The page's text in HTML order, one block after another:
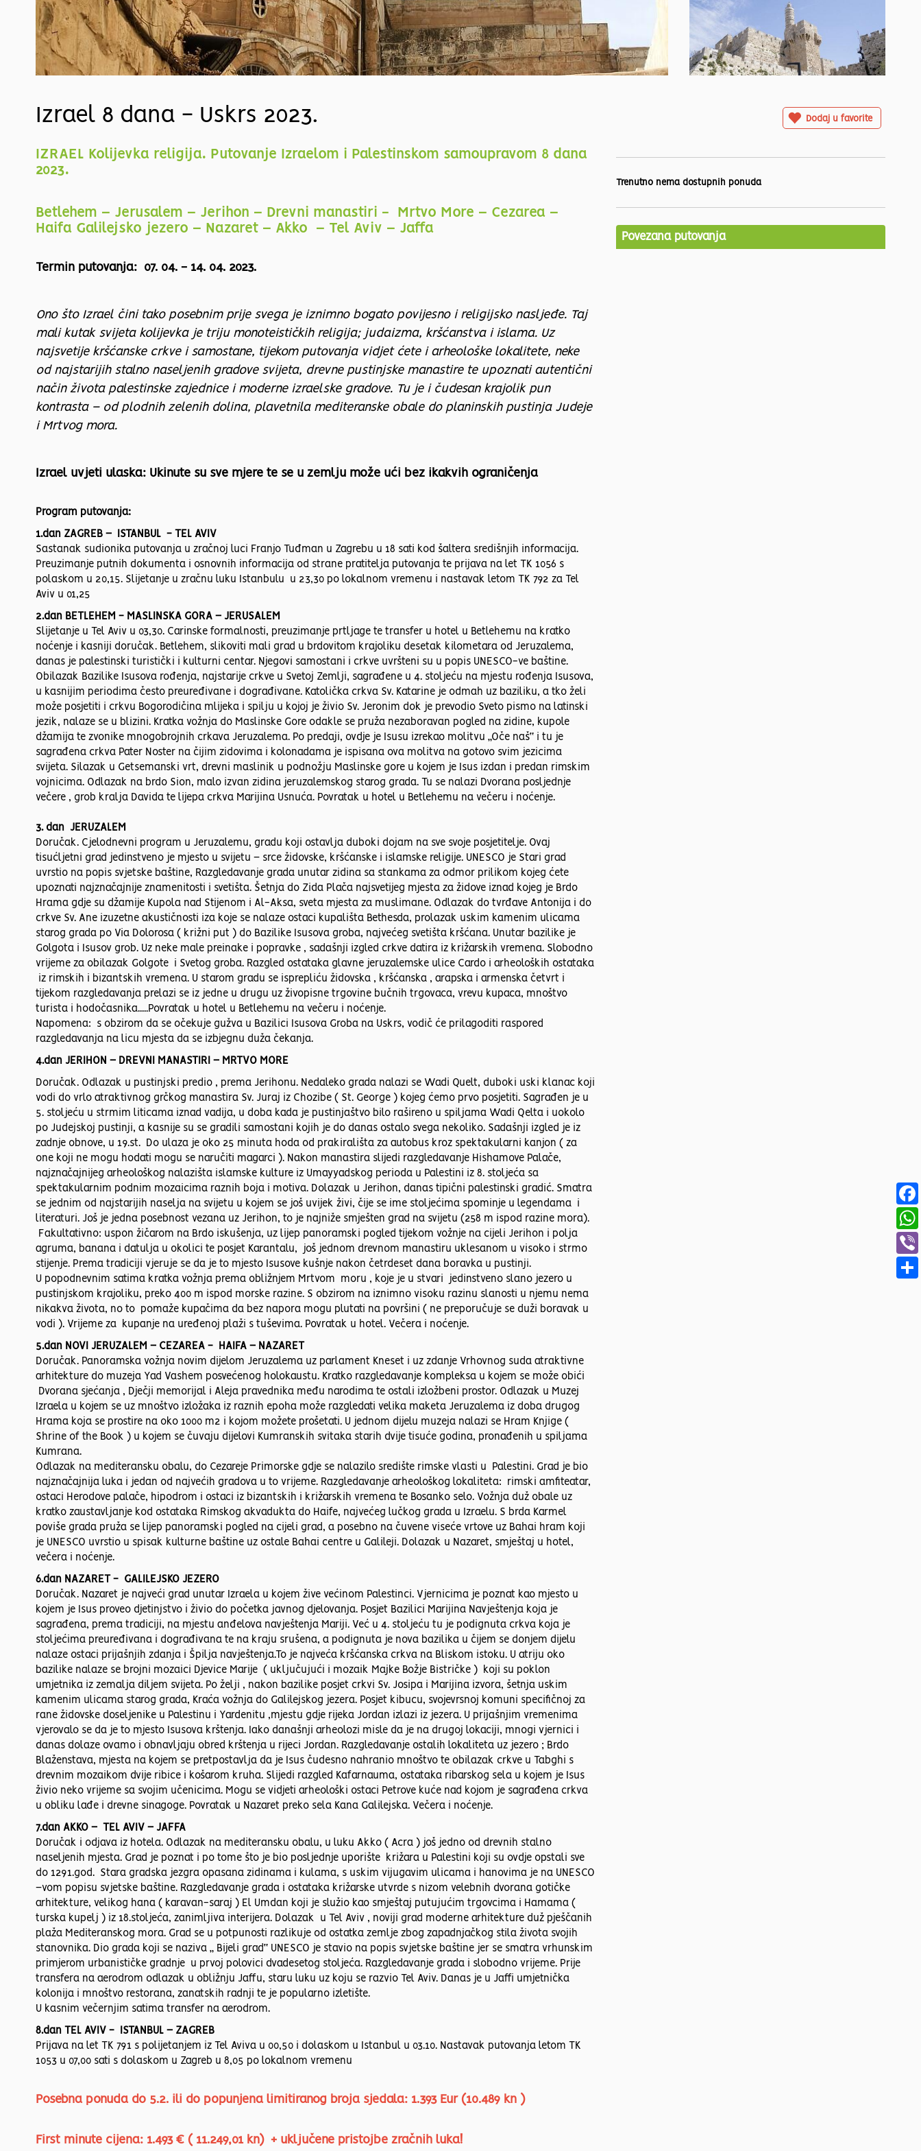
Izrael 8 dana - Uskrs 2023. Dodaj u favorite
IZRAEL Kolijevka religija. Putovanje Izraelom i Palestinskom samoupravom 8 dana
2023.
Betlehem – Jerusalem – Jerihon – Drevni manastiri - Mrtvo More – Cezarea –
Haifa Galilejsko jezero – Nazaret – Akko – Tel Aviv – Jaffa
Termin putovanja: 07. 04. - 14. 04. 2023.
Ono što Izrael čini tako posebnim prije svega je iznimno bogato povijesno i religijsko nasljeđe. Taj
mali kutak svijeta kolijevka je triju monoteističkih religija; judaizma, kršćanstva i islama. Uz
najsvetije kršćanske crkve i samostane, tijekom putovanja vidjet ćete i arheološke lokalitete, neke
od najstarijih stalno naseljenih gradove svijeta, drevne pustinjske manastire te upoznati autentični
način života palestinske zajednice i moderne izraelske gradove. Tu je i čudesan krajolik pun
kontrasta – od plodnih zelenih dolina, plavetnila mediteranske obale do planinskih pustinja Judeje
i Mrtvog mora.
Izrael uvjeti ulaska: Ukinute su sve mjere te se u zemlju može ući bez ikakvih ograničenja
Program putovanja:
1.dan ZAGREB – ISTANBUL - TEL AVIV
Sastanak sudionika putovanja u zračnoj luci Franjo Tuđman u Zagrebu u 18 sati kod šaltera središnjih informacija.
Preuzimanje putnih dokumenta i osnovnih informacija od strane pratitelja putovanja te prijava na let TK 1056 s
polaskom u 20,15. Slijetanje u zračnu luku Istanbulu u 23,30 po lokalnom vremenu i nastavak letom TK 792 za Tel
Aviv u 01,25
2.dan BETLEHEM - MASLINSKA GORA – JERUSALEM
Slijetanje u Tel Aviv u 03,30. Carinske formalnosti, preuzimanje prtljage te transfer u hotel u Betlehemu na kratko
noćenje i kasniji doručak. Betlehem, slikoviti mali grad u brdovitom krajoliku desetak kilometara od Jeruzalema,
danas je palestinski turistički i kulturni centar. Njegovi samostani i crkve uvršteni su u popis UNESCO-ve baštine.
Obilazak Bazilike Isusova rođenja, najstarije crkve u Svetoj Zemlji, sagrađene u 4. stoljeću na mjestu rođenja Isusova,
u kasnijim periodima često preuređivane i dograđivane. Katolička crkva Sv. Katarine je odmah uz baziliku, a tko želi
može posjetiti i crkvu Bogorodičina mlijeka i spilju u kojoj je živio Sv. Jeronim dok je prevodio Sveto pismo na latinski
jezik, nalaze se u blizini. Kratka vožnja do Maslinske Gore odakle se pruža nezaboravan pogled na zidine, kupole
džamija te zvonike mnogobrojnih crkava Jeruzalema. Po predaji, ovdje je Isusu izrekao molitvu „Oče naš“ i tu je
sagrađena crkva Pater Noster na čijim zidovima i kolonadama je ispisana ova molitva na gotovo svim jezicima
svijeta. Silazak u Getsemanski vrt, drevni maslinik u podnožju Maslinske gore u kojem je Isus izdan i predan rimskim
vojnicima. Odlazak na brdo Sion, malo izvan zidina jeruzalemskog starog grada. Tu se nalazi Dvorana posljednje
večere , grob kralja Davida te lijepa crkva Marijina Usnuća. Povratak u hotel u Betlehemu na večeru i noćenje.
3. dan JERUZALEM
Doručak. Cjelodnevni program u Jeruzalemu, gradu koji ostavlja duboki dojam na sve svoje posjetitelje. Ovaj
tisućljetni grad jedinstveno je mjesto u svijetu – srce židovske, kršćanske i islamske religije. UNESCO je Stari grad
uvrstio na popis svjetske baštine, Razgledavanje grada unutar zidina sa stankama za odmor prilikom kojeg ćete
upoznati najznačajnije znamenitosti i svetišta. Šetnja do Zida Plača najsvetijeg mjesta za židove iznad kojeg je Brdo
Hrama gdje su džamije Kupola nad Stijenom i Al-Aksa, sveta mjesta za muslimane. Odlazak do tvrđave Antonija i do
crkve Sv. Ane izuzetne akustičnosti iza koje se nalaze ostaci kupališta Bethesda, prolazak uskim kamenim ulicama
starog grada po Via Dolorosa ( križni put ) do Bazilike Isusova groba, najvećeg svetišta kršćana. Unutar bazilike je
Golgota i Isusov grob. Uz neke male preinake i popravke , sadašnji izgled crkve datira iz križarskih vremena. Slobodno
vrijeme za obilazak Golgote i Svetog groba. Razgled ostataka glavne jeruzalemske ulice Cardo i arheoloških ostataka
iz rimskih i bizantskih vremena. U starom gradu se isprepliću židovska , kršćanska , arapska i armenska četvrt i
tijekom razgledavanja prelazi se iz jedne u drugu uz živopisne trgovine bučnih trgovaca, vrevu kupaca, mnoštvo
turista i hodočasnika.....Povratak u hotel u Betlehemu na večeru i noćenje.
Napomena: s obzirom da se očekuje gužva u Bazilici Isusova Groba na Uskrs, vodič će prilagoditi raspored
razgledavanja na licu mjesta da se izbjegnu duža čekanja.
4.dan JERIHON – DREVNI MANASTIRI – MRTVO MORE
Doručak. Odlazak u pustinjski predio , prema Jerihonu. Nedaleko grada nalazi se Wadi Quelt, duboki uski klanac koji
vodi do vrlo atraktivnog grčkog manastira Sv. Juraj iz Chozibe ( St. George ) kojeg ćemo prvo posjetiti. Sagrađen je u
5. stoljeću u strmim liticama iznad vadija, u doba kada je pustinjaštvo bilo rašireno u spiljama Wadi Qelta i uokolo
po Judejskoj pustinji, a kasnije su se gradili samostani kojih je do danas ostalo svega nekoliko. Sadašnji izgled je iz
zadnje obnove, u 19.st. Do ulaza je oko 25 minuta hoda od prakirališta za autobus kroz spektakularni kanjon ( za
one koji ne mogu hodati mogu se naručiti magarci ). Nakon manastira slijedi razgledavanje Hishamove Palače,
najznačajnijeg arheološkog nalazišta islamske kulture iz Umayyadskog perioda u Palestini iz 8. stoljeća sa
spektakularnim podnim mozaicima raznih boja i motiva. Dolazak u Jerihon, danas tipični palestinski gradić. Smatra
se jednim od najstarijih naselja na svijetu u kojem se još uvijek živi, čije se ime stoljećima spominje u legendama i
literaturi. Još je jedna posebnost vezana uz Jerihon, to je najniže smješten grad na svijetu (258 m ispod razine mora).
Fakultativno: uspon žičarom na Brdo iskušenja, uz lijep panoramski pogled tijekom vožnje na cijeli Jerihon i polja
agruma, banana i datulja u okolici te posjet Karantalu, još jednom drevnom manastiru uklesanom u visoko i strmo
stijenje. Prema tradiciji vjeruje se da je to mjesto Isusove kušnje nakon četrdeset dana boravka u pustinji.
U popodnevnim satima kratka vožnja prema obližnjem Mrtvom moru , koje je u stvari jedinstveno slano jezero u
pustinjskom krajoliku, preko 400 m ispod morske razine. S obzirom na iznimno visoku razinu slanosti u njemu nema
nikakva života, no to pomaže kupačima da bez napora mogu plutati na površini ( ne preporučuje se duži boravak u
vodi ). Vrijeme za kupanje na uređenoj plaži s tuševima. Povratak u hotel. Večera i noćenje.
5.dan NOVI JERUZALEM – CEZAREA - HAIFA – NAZARET
Doručak. Panoramska vožnja novim dijelom Jeruzalema uz parlament Kneset i uz zdanje Vrhovnog suda atraktivne
arhitekture do muzeja Yad Vashem posvećenog holokaustu. Kratko razgledavanje kompleksa u kojem se može obići
Dvorana sjećanja , Dječji memorijal i Aleja pravednika među narodima te ostali izložbeni prostor. Odlazak u Muzej
Izraela u kojem se uz mnoštvo izložaka iz raznih epoha može razgledati velika maketa Jeruzalema iz doba drugog
Hrama koja se prostire na oko 1000 m2 i kojom možete prošetati. U jednom dijelu muzeja nalazi se Hram Knjige (
Shrine of the Book ) u kojem se čuvaju dijelovi Kumranskih svitaka starih dvije tisuće godina, pronađenih u spiljama
Kumrana.
Odlazak na mediteransku obalu, do Cezareje Primorske gdje se nalazilo središte rimske vlasti u Palestini. Grad je bio
najznačajnija luka i jedan od najvećih gradova u to vrijeme. Razgledavanje arheološkog lokaliteta: rimski amfiteatar,
ostaci Herodove palače, hipodrom i ostaci iz bizantskih i križarskih vremena te Bosanko selo. Vožnja duž obale uz
kratko zaustavljanje kod ostataka Rimskog akvadukta do Haife, najvećeg lučkog grada u Izraelu. S brda Karmel
poviše grada pruža se lijep panoramski pogled na cijeli grad, a posebno na čuvene viseće vrtove uz Bahai hram koji
je UNESCO uvrstio u spisak kulturne baštine uz ostale Bahai centre u Galileji. Dolazak u Nazaret, smještaj u hotel,
večera i noćenje.
6.dan NAZARET - GALILEJSKO JEZERO
Doručak. Nazaret je najveći grad unutar Izraela u kojem žive većinom Palestinci. Vjernicima je poznat kao mjesto u
kojem je Isus proveo djetinjstvo i živio do početka javnog djelovanja. Posjet Bazilici Marijina Navještenja koja je
sagrađena, prema tradiciji, na mjestu anđelova navještenja Mariji. Već u 4. stoljeću tu je podignuta crkva koja je
stoljećima preuređivana i dograđivana te na kraju srušena, a podignuta je nova bazilika u čijem se donjem dijelu
nalaze ostaci prijašnjih zdanja i Špilja navještenja.To je najveća kršćanska crkva na Bliskom istoku. U atriju oko
bazilike nalaze se brojni mozaici Djevice Marije ( uključujući i mozaik Majke Božje Bistričke ) koji su poklon
umjetnika iz zemalja diljem svijeta. Po želji , nakon bazilike posjet crkvi Sv. Josipa i Marijina izvora, šetnja uskim
kamenim ulicama starog grada, Kraća vožnja do Galilejskog jezera. Posjet kibucu, svojevrsnoj komuni specifičnoj za
rane židovske doseljenike u Palestinu i Yardenitu ,mjestu gdje rijeka Jordan izlazi iz jezera. U prijašnjim vremenima
vjerovalo se da je to mjesto Isusova krštenja. Iako današnji arheolozi misle da je na drugoj lokaciji, mnogi vjernici i
danas dolaze ovamo i obnavljaju obred krštenja u rijeci Jordan. Razgledavanje ostalih lokaliteta uz jezero ; Brdo
Blaženstava, mjesta na kojem se pretpostavlja da je Isus čudesno nahranio mnoštvo te obilazak crkve u Tabghi s
drevnim mozaikom dvije ribice i košarom kruha. Slijedi razgled Kafarnauma, ostataka ribarskog sela u kojem je Isus
živio neko vrijeme sa svojim učenicima. Mogu se vidjeti arheološki ostaci Petrove kuće nad kojom je sagrađena crkva
u obliku lađe i drevne sinagoge. Povratak u Nazaret preko sela Kana Galilejska. Večera i noćenje.
7.dan AKKO – TEL AVIV – JAFFA
Doručak i odjava iz hotela. Odlazak na mediteransku obalu, u luku Akko ( Acra ) još jedno od drevnih stalno
naseljenih mjesta. Grad je poznat i po tome što je bio posljednje uporište križara u Palestini koji su ovdje opstali sve
do 1291.god. Stara gradska jezgra opasana zidinama i kulama, s uskim vijugavim ulicama i hanovima je na UNESCO
–vom popisu svjetske baštine. Razgledavanje grada i ostataka križarske utvrde s nizom velebnih dvorana gotičke
arhitekture, velikog hana ( karavan-saraj ) El Umdan koji je služio kao smještaj putujućim trgovcima i Hamama (
turska kupelj ) iz 18.stoljeća, zanimljiva interijera. Dolazak u Tel Aviv , noviji grad moderne arhitekture duž pješčanih
plaža Mediteranskog mora. Grad se u potpunosti razlikuje od ostatka zemlje zbog zapadnjačkog stila života svojih
stanovnika. Dio grada koji se naziva „ Bijeli grad“ UNESCO je stavio na popis svjetske baštine jer se smatra vrhunskim
primjerom urbanističke gradnje u prvoj polovici dvadesetog stoljeća. Razgledavanje grada i slobodno vrijeme. Prije
transfera na aerodrom odlazak u obližnju Jaffu, staru luku uz koju se razvio Tel Aviv. Danas je u Jaffi umjetnička
kolonija i mnoštvo restorana, zanatskih radnji te je popularno izletište.
U kasnim večernjim satima transfer na aerodrom.
8.dan TEL AVIV - ISTANBUL – ZAGREB
Prijava na let TK 791 s polijetanjem iz Tel Aviva u 00,50 i dolaskom u Istanbul u 03.10. Nastavak putovanja letom TK
1053 u 07,00 sati s dolaskom u Zagreb u 8,05 po lokalnom vremenu
Posebna ponuda do 5.2. ili do popunjena limitiranog broja sjedala: 1.393 Eur (10.489 kn )
First minute cijena: 1.493 € ( 11.249,01 kn) + uključene pristojbe zračnih luka!
Trenutno nema dostupnih ponuda
Povezana putovanja